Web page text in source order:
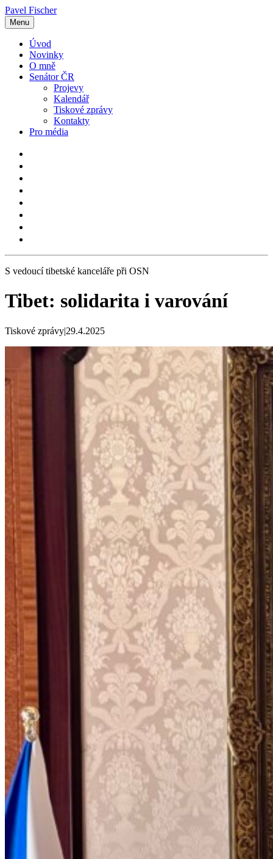
Pavel Fischer
Menu
Úvod
Novinky
O mně
Senátor ČR
Projevy
Kalendář
Tiskové zprávy
Kontakty
Pro média
S vedoucí tibetské kanceláře při OSN
Tibet: solidarita i varování
Tiskové zprávy|29.4.2025